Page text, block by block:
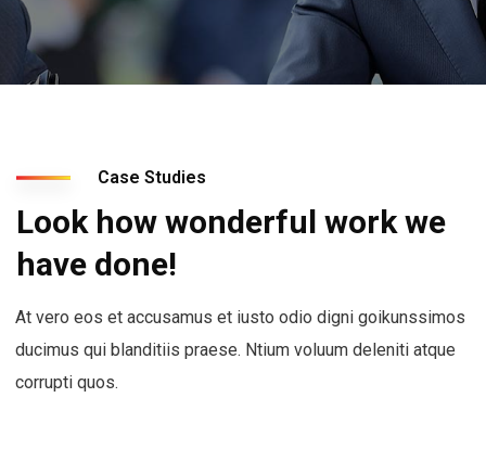
Case Studies
Look how wonderful work we
have done!
At vero eos et accusamus et iusto odio digni goikunssimos
ducimus qui blanditiis praese. Ntium voluum deleniti atque
corrupti quos.